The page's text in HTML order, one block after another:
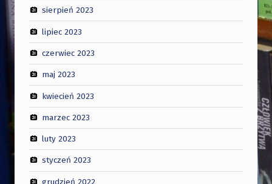
sierpień 2023
lipiec 2023
czerwiec 2023
maj 2023
kwiecień 2023
marzec 2023
luty 2023
styczeń 2023
grudzień 2022